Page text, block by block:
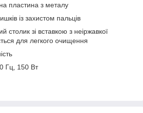
пластина з металу
із захистом пальців
столик зі вставкою з неіржавкої
для легкого очищення
Гц, 150 Вт